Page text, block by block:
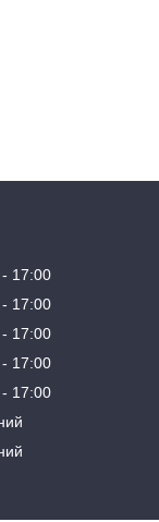
17:00
17:00
17:00
17:00
17:00